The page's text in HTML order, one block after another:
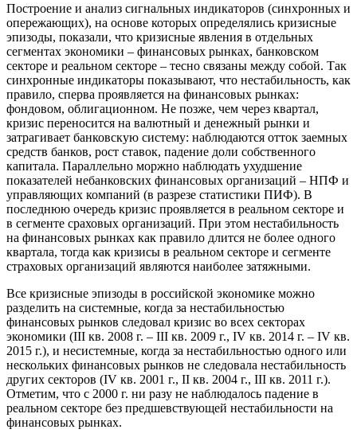
Построение и анализ сигнальных индикаторов (синхронных и
опережающих), на основе которых определялись кризисные
эпизоды, показали, что кризисные явления в отдельных
сегментах экономики – финансовых рынках, банковском
секторе и реальном секторе – тесно связаны между собой. Так
синхронные индикаторы показывают, что нестабильность, как
правило, сперва проявляется на финансовых рынках:
фондовом, облигационном. Не позже, чем через квартал,
кризис переносится на валютный и денежный рынки и
затрагивает банковскую систему: наблюдаются отток заемных
средств банков, рост ставок, падение доли собственного
капитала. Параллельно моржно наблюдать ухудшение
показателей небанковских финансовых организаций – НПФ и
управляющих компаний (в разрезе статистики ПИФ). В
последнюю очередь кризис проявляется в реальном секторе и
в сегменте сраховых организаций. При этом нестабильность
на финансовых рынках как правило длится не более одного
квартала, тогда как кризисы в реальном секторе и сегменте
страховых организаций являются наиболее затяжными.
Все кризисные эпизоды в российской экономике можно
разделить на системные, когда за нестабильностью
финансовых рынков следовал кризис во всех секторах
экономики (III кв. 2008 г. – III кв. 2009 г., IV кв. 2014 г. – IV кв.
2015 г.), и несистемные, когда за нестабильностью одного или
нескольких финансовых рынков не следовала нестабильность
других секторов (IV кв. 2001 г., II кв. 2004 г., III кв. 2011 г.).
Отметим, что с 2000 г. ни разу не наблюдалось падение в
реальном секторе без предшевствующей нестабильности на
финансовых рынках.